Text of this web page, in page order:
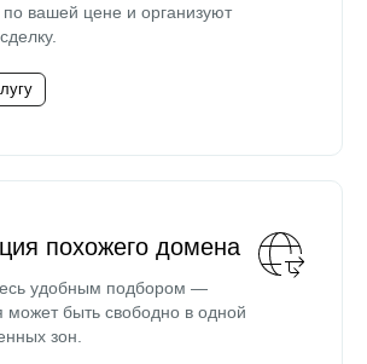
вашей цене и организуют
похожего домена
удобным подбором —
может быть свободно в одной
зон.